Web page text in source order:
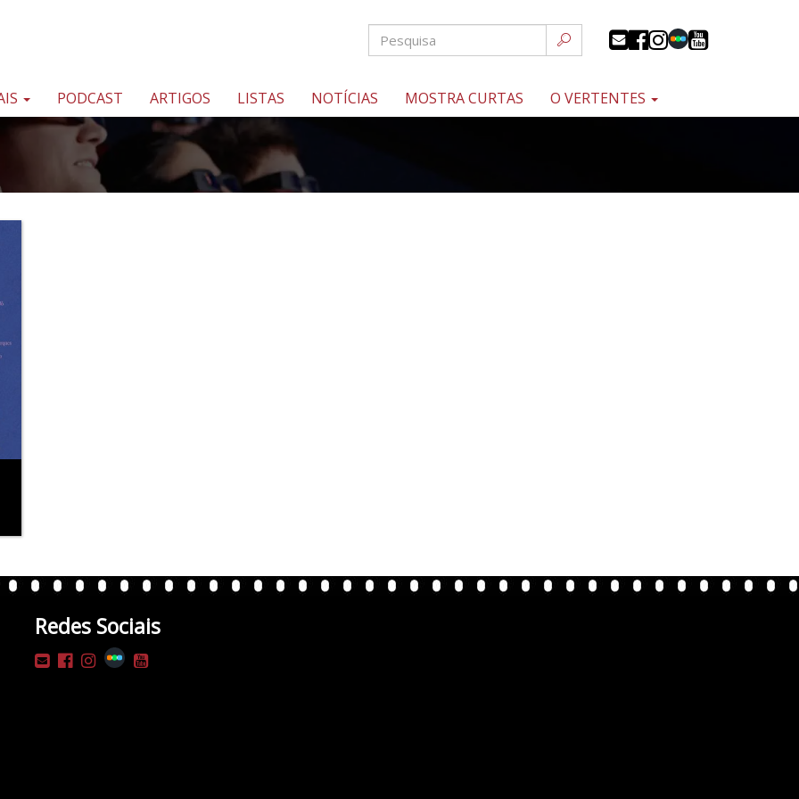
PODCAST ARTIGOS LISTAS NOTÍCIAS MOSTRA CURTAS O VERTENTES
Redes Sociais